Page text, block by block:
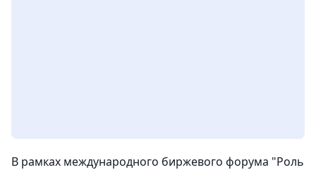
В рамках международного биржевого форума "Роль